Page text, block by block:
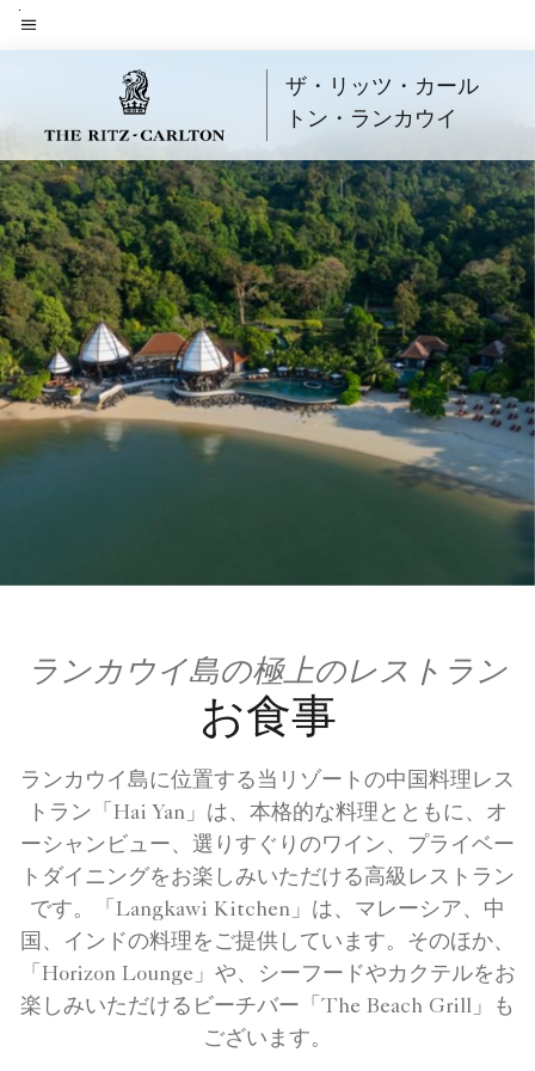
Skip
toメニューのテキスト
ザ・リッツ・カール
トン・ランカウイ
ランカウイ島の極上のレストラン
お食事
ランカウイ島に位置する当リゾートの中国料理レス
トラン「Hai Yan」は、本格的な料理とともに、オ
ーシャンビュー、選りすぐりのワイン、プライベー
トダイニングをお楽しみいただける高級レストラン
です。「Langkawi Kitchen」は、マレーシア、中
国、インドの料理をご提供しています。そのほか、
「Horizon Lounge」や、シーフードやカクテルをお
楽しみいただけるビーチバー「The Beach Grill」も
ございます。